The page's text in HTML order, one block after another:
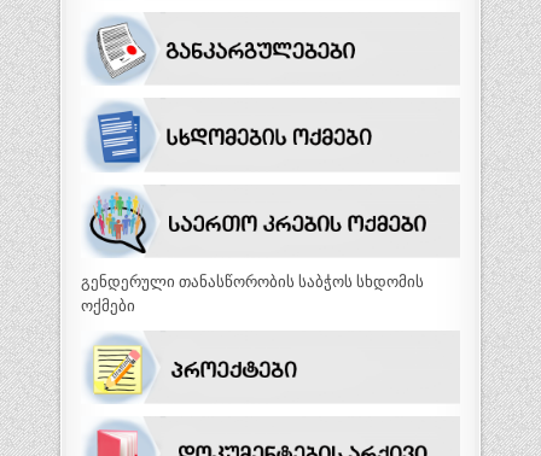
გენდერული თანასწორობის საბჭოს სხდომის
ოქმები